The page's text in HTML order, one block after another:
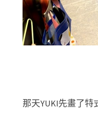
那天YUKI先畫了特